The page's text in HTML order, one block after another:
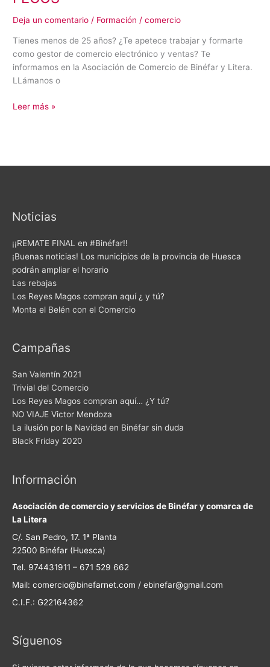
Deja un comentario / Formación /comercio
Tienes menos de 25 años? ¿Te apetece trabajar y formarte
como gestor de comercio electrónico y ventas? Te
informamos en la Asociación de Comercio de Binéfar y Litera.
LLámanos o
VENTAS
Y
ECOMMERCE
CON
FECOS
Leer más »
Noticias
¡¡REMATE FINAL en #Binéfar!!
¡Buenas noticias! Los municipios de la provincia de Huesca
podrán ampliar el horario
Las rebajas
Los Reyes Magos compran aquí ¿ y tú?
Monta el Belén con el Comercio
Campañas
San Valentín 2021
Trivial del Comercio
Los Reyes Magos compran aquí… ¿Y tú?
NO VIAJE Victor Mendoza
La ilusión por la Navidad en Binéfar sin duda
Black Friday 2020
Información
Asociación de comercio y servicios de Binéfar y comarca de
La Litera
C/. San Pedro, 17. 1ª Planta
22500 Binéfar (Huesca)
Tel. 974431911 – 671 529 662
Mail: comercio@binefarnet.com / ebinefar@gmail.com
C.I.F.: G22164362
Síguenos